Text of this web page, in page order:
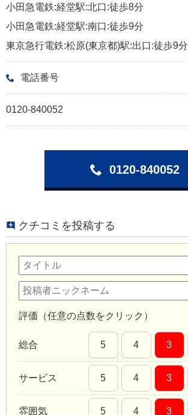
小田急電鉄:経堂駅:北口:徒歩8分
小田急電鉄:経堂駅:南口:徒歩9分
東京急行電鉄:松原(東京都)駅:出口:徒歩9分
電話番号
0120-840052
0120-840052
クチコミを投稿する
評価（任意の点数をクリック）
総合 5 4 3
サービス 5 4 3
雰囲気 5 4 3